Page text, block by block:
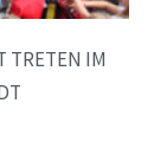
IM A
G